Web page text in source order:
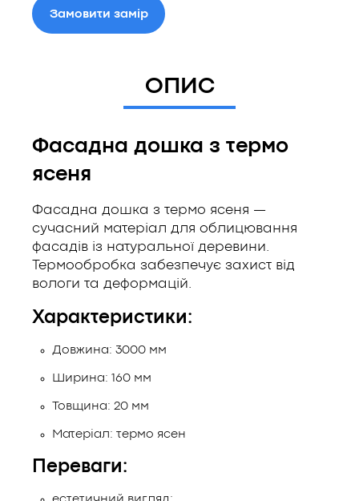
Замовити замір
ОПИС
Фасадна дошка з термо
ясеня
Фасадна дошка з термо ясеня —
сучасний матеріал для облицювання
фасадів із натуральної деревини.
Термообробка забезпечує захист від
вологи та деформацій.
Характеристики:
Довжина: 3000 мм
Ширина: 160 мм
Товщина: 20 мм
Матеріал: термо ясен
Переваги: